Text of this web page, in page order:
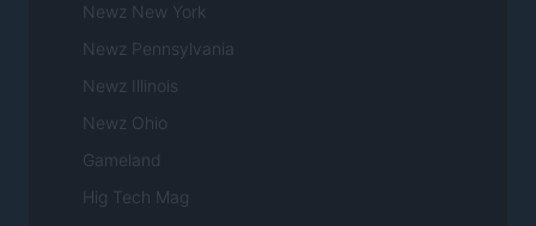
Newz New York
Newz Pennsylvania
Newz Illinois
Newz Ohio
Gameland
Hig Tech Mag